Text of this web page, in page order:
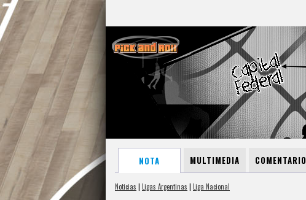
NOTA MULTIMEDIA
Noticias | Ligas Argentinas | Liga Nacional